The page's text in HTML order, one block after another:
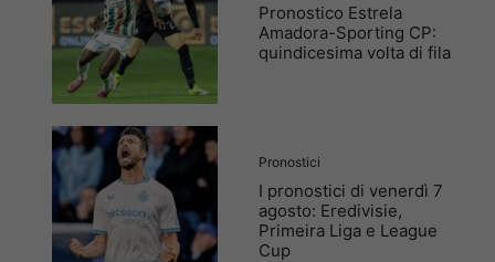
Pronostico Estrela
Amadora-Sporting CP:
quindicesima volta di fila
Pronostici
I pronostici di venerdì 7
agosto: Eredivisie,
Primeira Liga e League
Cup